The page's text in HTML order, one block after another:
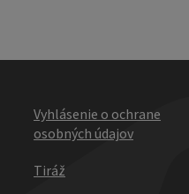
Vyhlásenie o ochrane
osobných údajov
Tiráž